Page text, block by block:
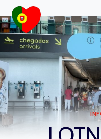
Przejdź
do
treści